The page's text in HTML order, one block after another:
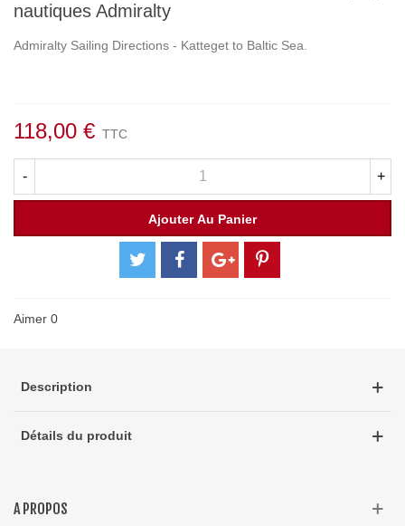
nautiques Admiralty
Admiralty Sailing Directions - Katteget to Baltic Sea.
118,00 € TTC
- +
Ajouter Au Panier
Aimer 0
Description
Détails du produit
A PROPOS